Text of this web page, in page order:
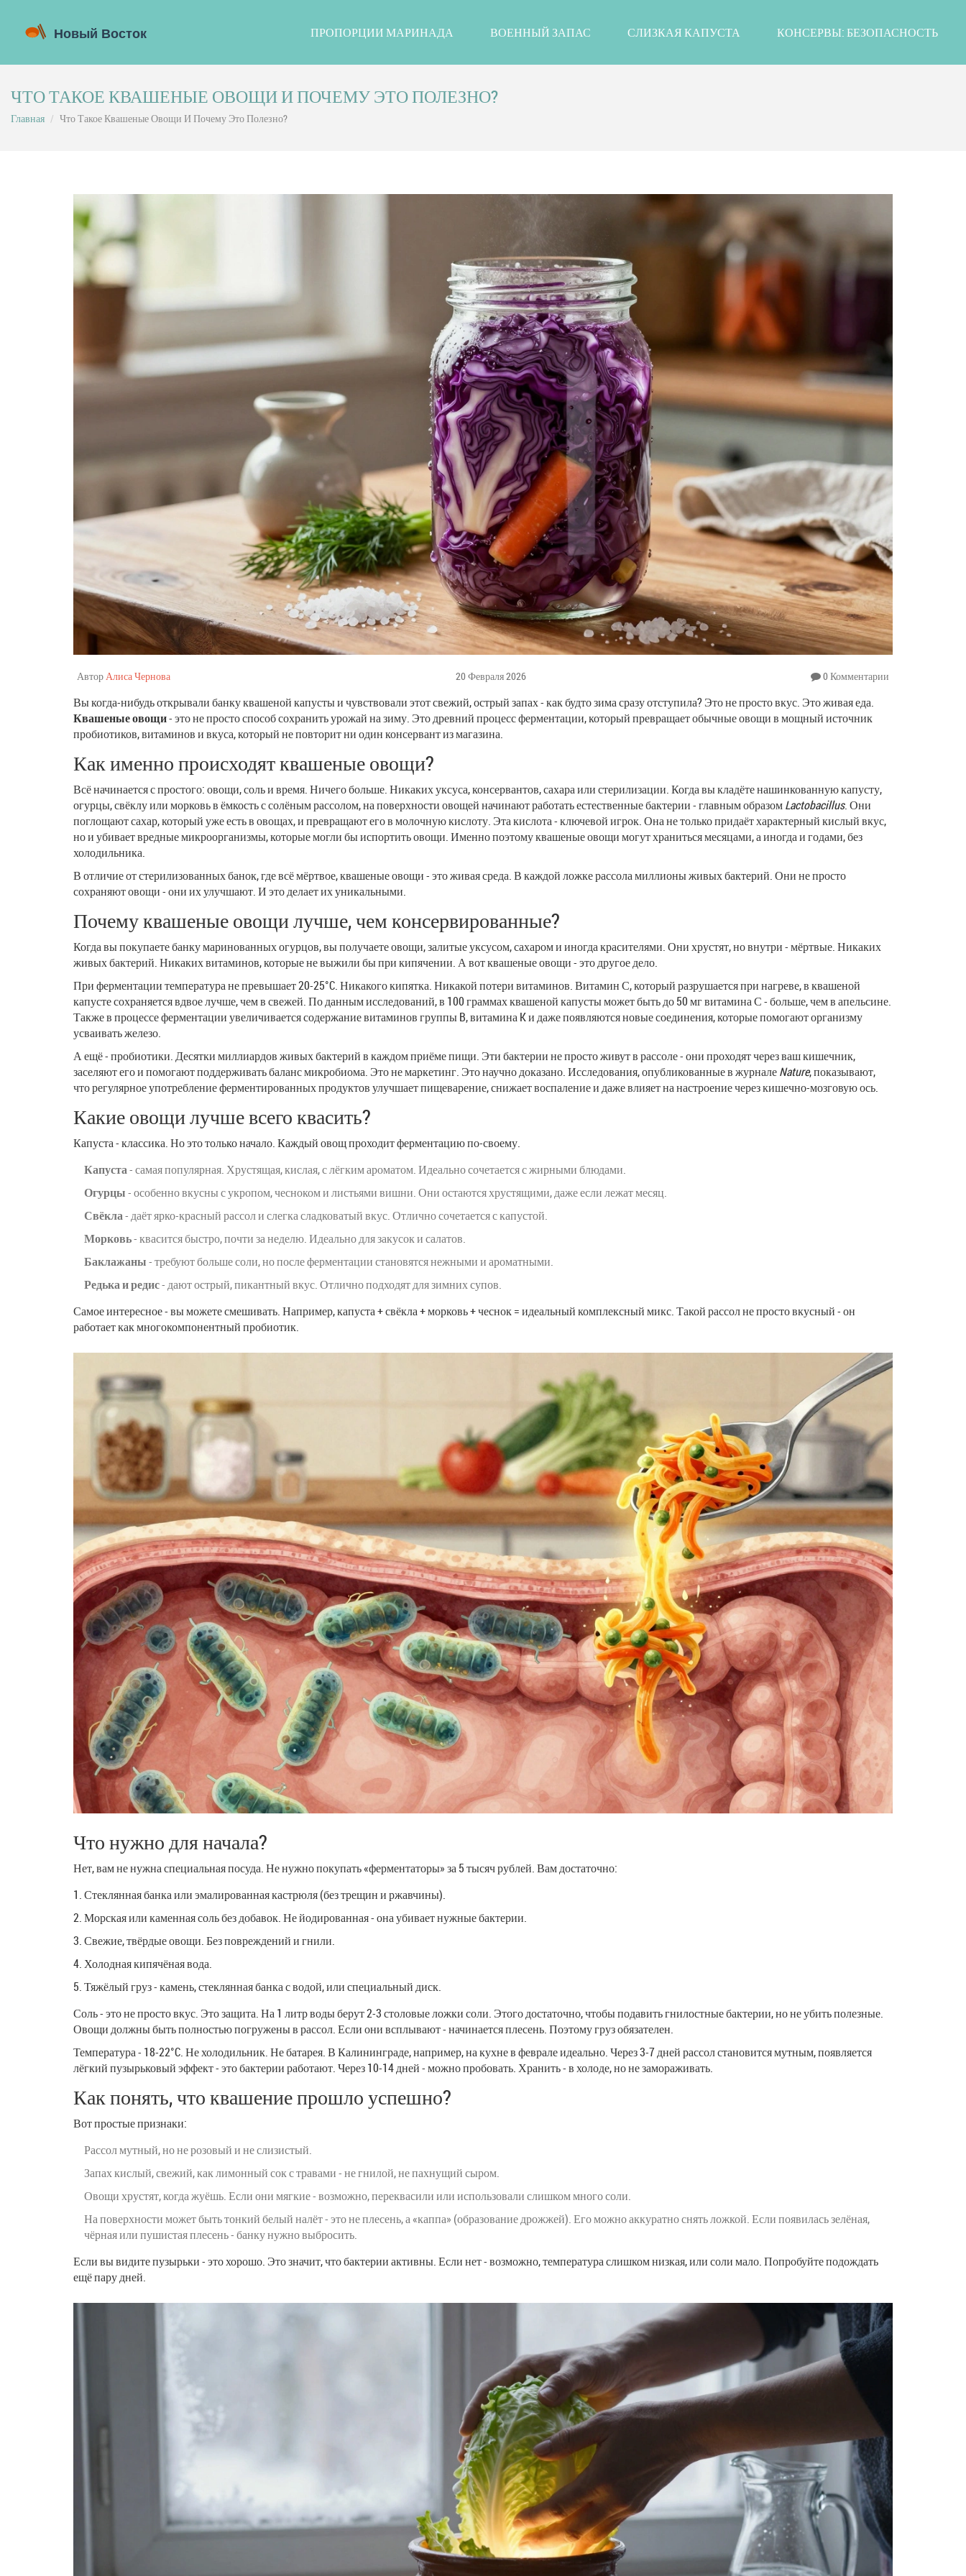
ПРОПОРЦИИ МАРИНАДА ВОЕННЫЙ ЗАПАС СЛИЗКАЯ КАПУСТА КОНСЕРВЫ: БЕЗОПАСНОСТЬ
ЧТО ТАКОЕ КВАШЕНЫЕ ОВОЩИ И ПОЧЕМУ ЭТО ПОЛЕЗНО?
Главная Что Такое Квашеные Овощи И Почему Это Полезно?
Автор Алиса Чернова 20 Февраля 2026 0 Комментарии
Вы когда-нибудь открывали банку квашеной капусты и чувствовали этот свежий, острый запах - как будто зима сразу отступила? Это не просто вкус. Это живая еда.
Квашеные овощи- это не просто способ сохранить урожай на зиму. Это древний процесс ферментации, который превращает обычные овощи в мощный источник
пробиотиков, витаминов и вкуса, который не повторит ни один консервант из магазина.
Как именно происходят квашеные овощи?
Всё начинается с простого: овощи, соль и время. Ничего больше. Никаких уксуса, консервантов, сахара или стерилизации. Когда вы кладёте нашинкованную капусту,
огурцы, свёклу или морковь в ёмкость с солёным рассолом, на поверхности овощей начинают работать естественные бактерии - главным образомLactobacillus. Они
поглощают сахар, который уже есть в овощах, и превращают его в молочную кислоту. Эта кислота - ключевой игрок. Она не только придаёт характерный кислый вкус,
но и убивает вредные микроорганизмы, которые могли бы испортить овощи. Именно поэтому квашеные овощи могут храниться месяцами, а иногда и годами, без
холодильника.
В отличие от стерилизованных банок, где всё мёртвое, квашеные овощи - это живая среда. В каждой ложке рассола миллионы живых бактерий. Они не просто
сохраняют овощи - они их улучшают. И это делает их уникальными.
Почему квашеные овощи лучше, чем консервированные?
Когда вы покупаете банку маринованных огурцов, вы получаете овощи, залитые уксусом, сахаром и иногда красителями. Они хрустят, но внутри - мёртвые. Никаких
живых бактерий. Никаких витаминов, которые не выжили бы при кипячении. А вот квашеные овощи - это другое дело.
При ферментации температура не превышает 20-25°C. Никакого кипятка. Никакой потери витаминов. Витамин С, который разрушается при нагреве, в квашеной
капусте сохраняется вдвое лучше, чем в свежей. По данным исследований, в 100 граммах квашеной капусты может быть до 50 мг витамина С - больше, чем в апельсине.
Также в процессе ферментации увеличивается содержание витаминов группы B, витамина K и даже появляются новые соединения, которые помогают организму
усваивать железо.
А ещё - пробиотики. Десятки миллиардов живых бактерий в каждом приёме пищи. Эти бактерии не просто живут в рассоле - они проходят через ваш кишечник,
заселяют его и помогают поддерживать баланс микробиома. Это не маркетинг. Это научно доказано. Исследования, опубликованные в журналеNature, показывают,
что регулярное употребление ферментированных продуктов улучшает пищеварение, снижает воспаление и даже влияет на настроение через кишечно-мозговую ось.
Какие овощи лучше всего квасить?
Капуста - классика. Но это только начало. Каждый овощ проходит ферментацию по-своему.
Капуста- самая популярная. Хрустящая, кислая, с лёгким ароматом. Идеально сочетается с жирными блюдами.
Огурцы- особенно вкусны с укропом, чесноком и листьями вишни. Они остаются хрустящими, даже если лежат месяц.
Свёкла- даёт ярко-красный рассол и слегка сладковатый вкус. Отлично сочетается с капустой.
Морковь- квасится быстро, почти за неделю. Идеально для закусок и салатов.
Баклажаны- требуют больше соли, но после ферментации становятся нежными и ароматными.
Редька и редис- дают острый, пикантный вкус. Отлично подходят для зимних супов.
Самое интересное - вы можете смешивать. Например, капуста + свёкла + морковь + чеснок = идеальный комплексный микс. Такой рассол не просто вкусный - он
работает как многокомпонентный пробиотик.
Что нужно для начала?
Нет, вам не нужна специальная посуда. Не нужно покупать «ферментаторы» за 5 тысяч рублей. Вам достаточно:
Стеклянная банка или эмалированная кастрюля (без трещин и ржавчины).
Морская или каменная соль без добавок. Не йодированная - она убивает нужные бактерии.
Свежие, твёрдые овощи. Без повреждений и гнили.
Холодная кипячёная вода.
Тяжёлый груз - камень, стеклянная банка с водой, или специальный диск.
Соль - это не просто вкус. Это защита. На 1 литр воды берут 2-3 столовые ложки соли. Этого достаточно, чтобы подавить гнилостные бактерии, но не убить полезные.
Овощи должны быть полностью погружены в рассол. Если они всплывают - начинается плесень. Поэтому груз обязателен.
Температура - 18-22°C. Не холодильник. Не батарея. В Калининграде, например, на кухне в феврале идеально. Через 3-7 дней рассол становится мутным, появляется
лёгкий пузырьковый эффект - это бактерии работают. Через 10-14 дней - можно пробовать. Хранить - в холоде, но не замораживать.
Как понять, что квашение прошло успешно?
Вот простые признаки:
Рассол мутный, но не розовый и не слизистый.
Запах кислый, свежий, как лимонный сок с травами - не гнилой, не пахнущий сыром.
Овощи хрустят, когда жуёшь. Если они мягкие - возможно, переквасили или использовали слишком много соли.
На поверхности может быть тонкий белый налёт - это не плесень, а «каппа» (образование дрожжей). Его можно аккуратно снять ложкой. Если появилась зелёная,
чёрная или пушистая плесень - банку нужно выбросить.
Если вы видите пузырьки - это хорошо. Это значит, что бактерии активны. Если нет - возможно, температура слишком низкая, или соли мало. Попробуйте подождать
ещё пару дней.